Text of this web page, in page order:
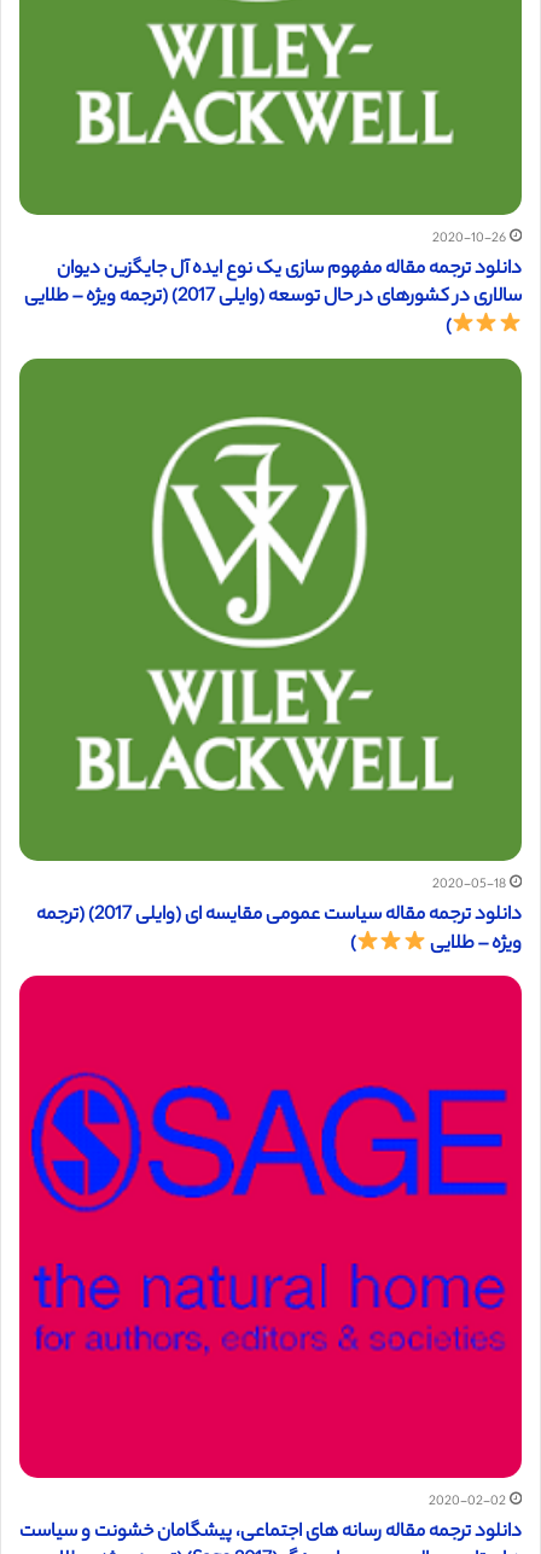
2020-10-26
دانلود ترجمه مقاله مفهوم سازی یک نوع ایده آل جایگزین دیوان
سالاری در کشورهای در حال توسعه (وایلی 2017) (ترجمه ویژه – طلایی
)
2020-05-18
دانلود ترجمه مقاله سیاست عمومی مقایسه ای (وایلی 2017) (ترجمه
ویژه – طلایی
)
2020-02-02
دانلود ترجمه مقاله رسانه های اجتماعی، پیشگامان خشونت و سیاست